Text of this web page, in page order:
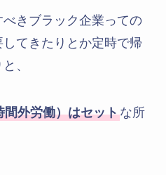
きブラック企業っての
てきたりとか定時で帰
、
外労働）はセットな所